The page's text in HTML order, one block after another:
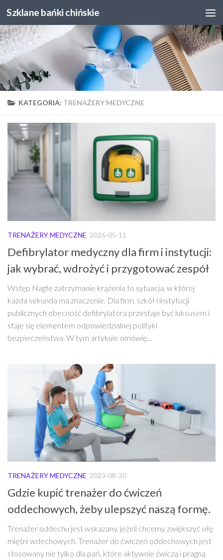
Skip to content
Szklane bańki chińskie
KATEGORIA: TRENAŻERY MEDYCZNE
TRENAŻERY MEDYCZNE 2026-05-11
Defibrylator medyczny dla firm i instytucji:
jak wybrać, wdrożyć i przygotować zespół
Wstęp Nagłe zatrzymanie krążenia to sytuacja, w której
każda sekunda ma znaczenie. Dla firm, szkół i instytucji
publicznych obecność defibrylatora przestaje być luksusem i
staje się elementem odpowiedzialnej polityki
bezpieczeństwa. W tym artykule omówię...
TRENAŻERY MEDYCZNE 2023-08-30
Gdzie kupić trenażer do ćwiczeń
oddechowych, żeby ulepszyć naszą formę.
Trenażer oddechu jest wskazany, jeżeli chcemy zwiększyć siłę
mięśni wdechowych. Trenażer do ćwiczeń oddechowych jest
stosowany nie tylko dla pań, które aktywnie ćwiczą i pragną